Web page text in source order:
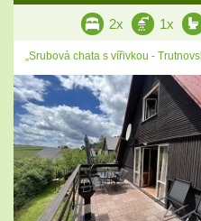
2x 1x
„Srubová chata s vířivkou -